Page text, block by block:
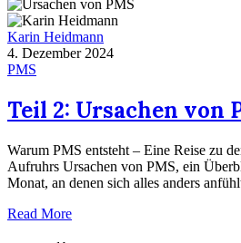
Karin Heidmann
4. Dezember 2024
PMS
Teil 2: Ursachen von
Warum PMS entsteht – Eine Reise zu
Aufruhrs Ursachen von PMS, ein
Monat, an denen sich alles anders
Read More